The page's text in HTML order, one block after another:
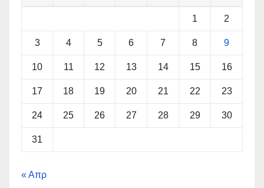
1 2
3 4 5 6 7 8 9
10 11 12 13 14 15 16
17 18 19 20 21 22 23
24 25 26 27 28 29 30
31
« Απρ